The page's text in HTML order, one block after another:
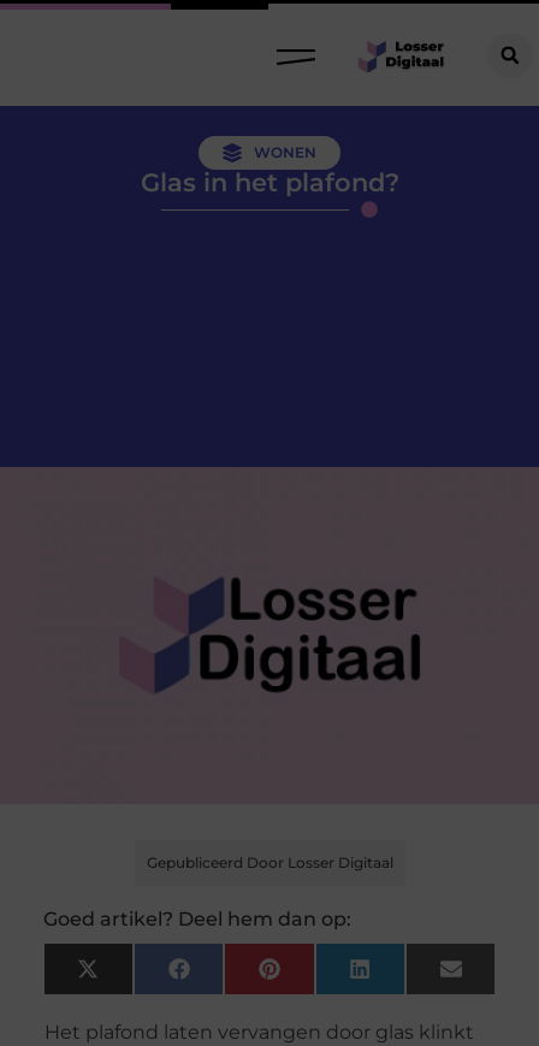
WONEN
Glas in het plafond?
Gepubliceerd Door Losser Digitaal
Goed artikel? Deel hem dan op:
X
(Twitter)
FacebookPinterest LinkedIn Email
Het plafond laten vervangen door glas klinkt